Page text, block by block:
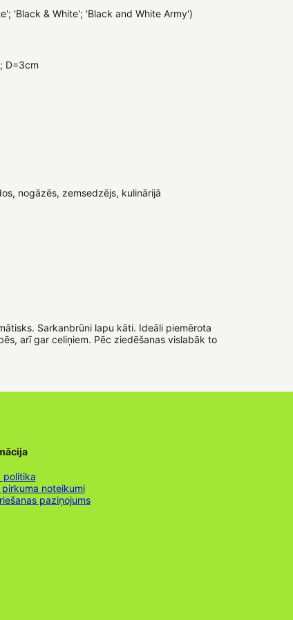
'Black & White'; 'Black and White Army')
D=3cm
nogāzēs, zemsedzējs, kulinārijā
Sarkanbrūni lapu kāti. Ideāli piemērota
arī gar celiņiem. Pēc ziedēšanas vislabāk to
politika
pirkuma noteikumi
paziņojums